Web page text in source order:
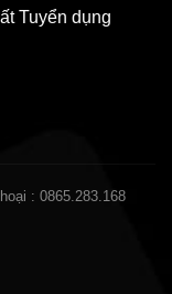
Tuyển dụng
: 0865.283.168